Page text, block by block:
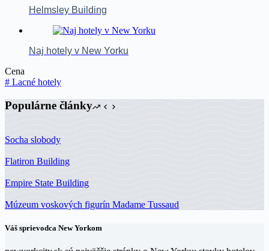
Helmsley Building
Naj hotely v New Yorku
Cena
# Lacné hotely
Populárne články
Socha slobody
Flatiron Building
Empire State Building
Múzeum voskových figurín Madame Tussaud
Váš sprievodca New Yorkom